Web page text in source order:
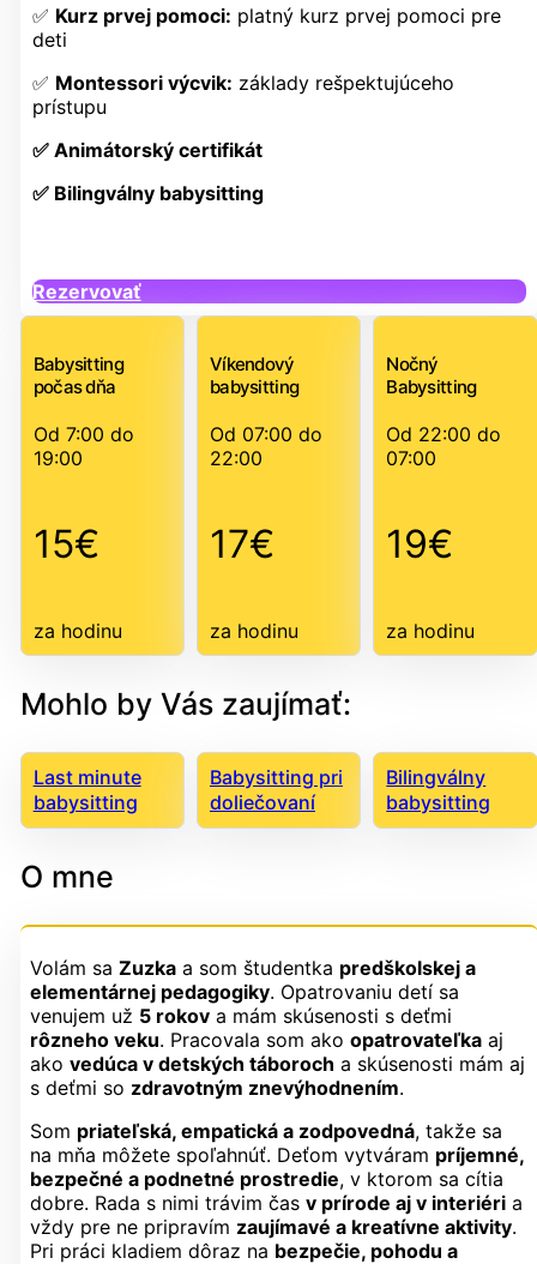
✅ Kurz prvej pomoci: platný kurz prvej pomoci pre
deti
✅ Montessori výcvik: základy rešpektujúceho
prístupu
✅ Animátorský certifikát
✅ Bilingválny babysitting
Rezervovať
Babysitting
počas dňa
Od 7:00 do
19:00
15€
za hodinu
Víkendový
babysitting
Od 07:00 do
22:00
17€
za hodinu
Nočný
Babysitting
Od 22:00 do
07:00
19€
za hodinu
Mohlo by Vás zaujímať:
Last minute
babysitting
Babysitting pri
doliečovaní
Bilingválny
babysitting
O mne
Volám sa Zuzkaa som študentka predškolskej a
elementárnej pedagogiky. Opatrovaniu detí sa
venujem už 5 rokova mám skúsenosti s deťmi
rôzneho veku. Pracovala som ako opatrovateľkaaj
ako vedúca v detských táboroch a skúsenosti mám aj
s deťmi so zdravotným znevýhodnením.
Som priateľská, empatická a zodpovedná, takže sa
na mňa môžete spoľahnúť. Deťom vytváram príjemné,
bezpečné a podnetné prostredie, v ktorom sa cítia
dobre. Rada s nimi trávim čas v prírode aj v interiéria
vždy pre ne pripravím zaujímavé a kreatívne aktivity.
Pri práci kladiem dôraz na bezpečie, pohodu a